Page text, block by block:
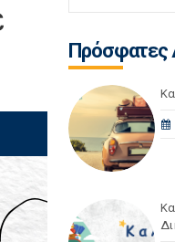
Πρόσφατες